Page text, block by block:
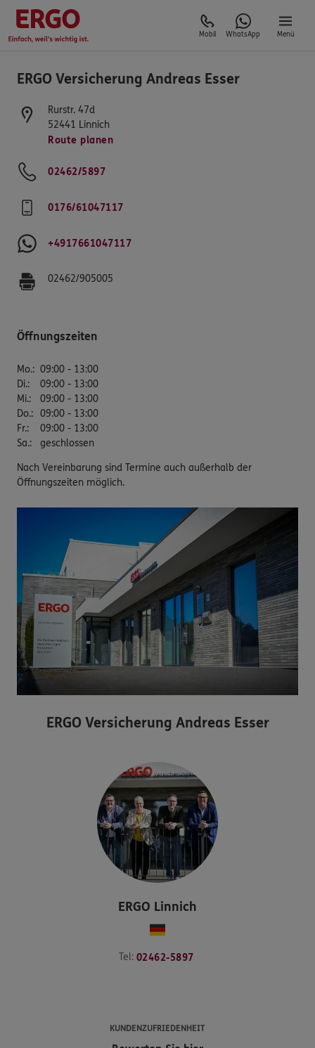
Mobil WhatsApp Menü
ERGO Versicherung Andreas Esser
Rurstr. 47d
52441 Linnich
Route planen
02462/5897
0176/61047117
+4917661047117
02462/905005
Öffnungszeiten
Mo.: 09:00 - 13:00
Di.:
09:00 - 13:00
Mi.:
09:00 - 13:00
Do.: 09:00 - 13:00
Fr.:
09:00 - 13:00
Sa.: geschlossen
Nach Vereinbarung sind Termine auch außerhalb der
Öffnungszeiten möglich.
ERGO Versicherung Andreas Esser
ERGO Linnich
Tel: 02462-5897
KUNDENZUFRIEDENHEIT